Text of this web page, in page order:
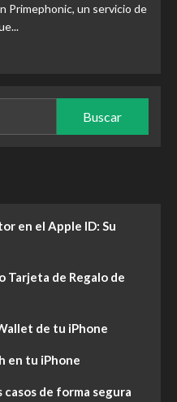
Primephonic, un servicio de
en el Apple ID: Su
Tarjeta de Regalo de
de tu iPhone
en tu iPhone
de forma segura